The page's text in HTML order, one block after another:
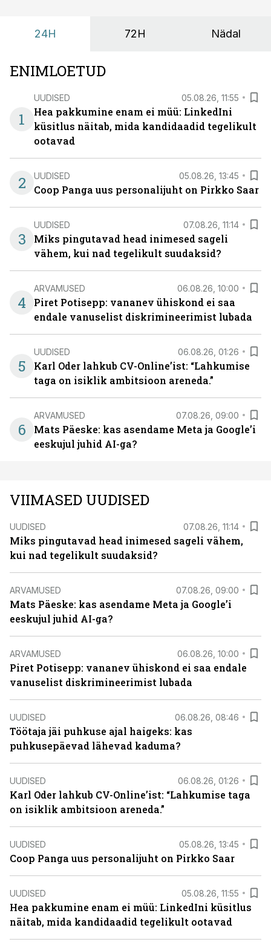
24H 72H Nädal
ENIMLOETUD
1
UUDISED 05.08.26, 11:55
Hea pakkumine enam ei müü: LinkedIni
küsitlus näitab, mida kandidaadid tegelikult
ootavad
2 UUDISED 05.08.26, 13:45
Coop Panga uus personalijuht on Pirkko Saar
3
UUDISED 07.08.26, 11:14
Miks pingutavad head inimesed sageli
vähem, kui nad tegelikult suudaksid?
4
ARVAMUSED 06.08.26, 10:00
Piret Potisepp: vananev ühiskond ei saa
endale vanuselist diskrimineerimist lubada
5
UUDISED 06.08.26, 01:26
Karl Oder lahkub CV-Online’ist: “Lahkumise
taga on isiklik ambitsioon areneda.”
6
ARVAMUSED 07.08.26, 09:00
Mats Päeske: kas asendame Meta ja Google’i
eeskujul juhid AI-ga?
VIIMASED UUDISED
UUDISED 07.08.26, 11:14
Miks pingutavad head inimesed sageli vähem,
kui nad tegelikult suudaksid?
ARVAMUSED 07.08.26, 09:00
Mats Päeske: kas asendame Meta ja Google’i
eeskujul juhid AI-ga?
ARVAMUSED 06.08.26, 10:00
Piret Potisepp: vananev ühiskond ei saa endale
vanuselist diskrimineerimist lubada
UUDISED 06.08.26, 08:46
Töötaja jäi puhkuse ajal haigeks: kas
puhkusepäevad lähevad kaduma?
UUDISED 06.08.26, 01:26
Karl Oder lahkub CV-Online’ist: “Lahkumise taga
on isiklik ambitsioon areneda.”
UUDISED 05.08.26, 13:45
Coop Panga uus personalijuht on Pirkko Saar
UUDISED 05.08.26, 11:55
Hea pakkumine enam ei müü: LinkedIni küsitlus
näitab, mida kandidaadid tegelikult ootavad